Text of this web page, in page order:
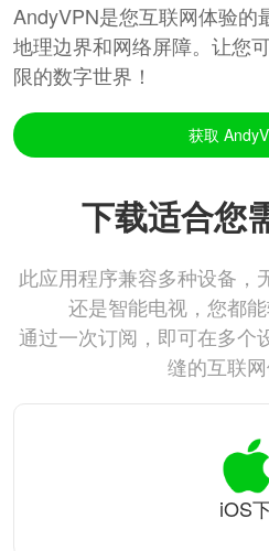
AndyVPN是您互联网体验的
地理边界和网络屏障。让您
限的数字世界！
获取
下载适合您
此应用程序兼容多种设备，
还是智能电视，您都能
通过一次订阅，即可在多个
缝的互联网
iOS